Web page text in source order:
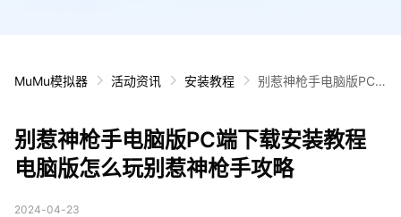
MuMu模拟器 活动资讯 安装教程
别惹神枪手电脑版PC
别惹神枪手电脑版PC端下载安装教程
电脑版怎么玩别惹神枪手攻略
2024-04-23